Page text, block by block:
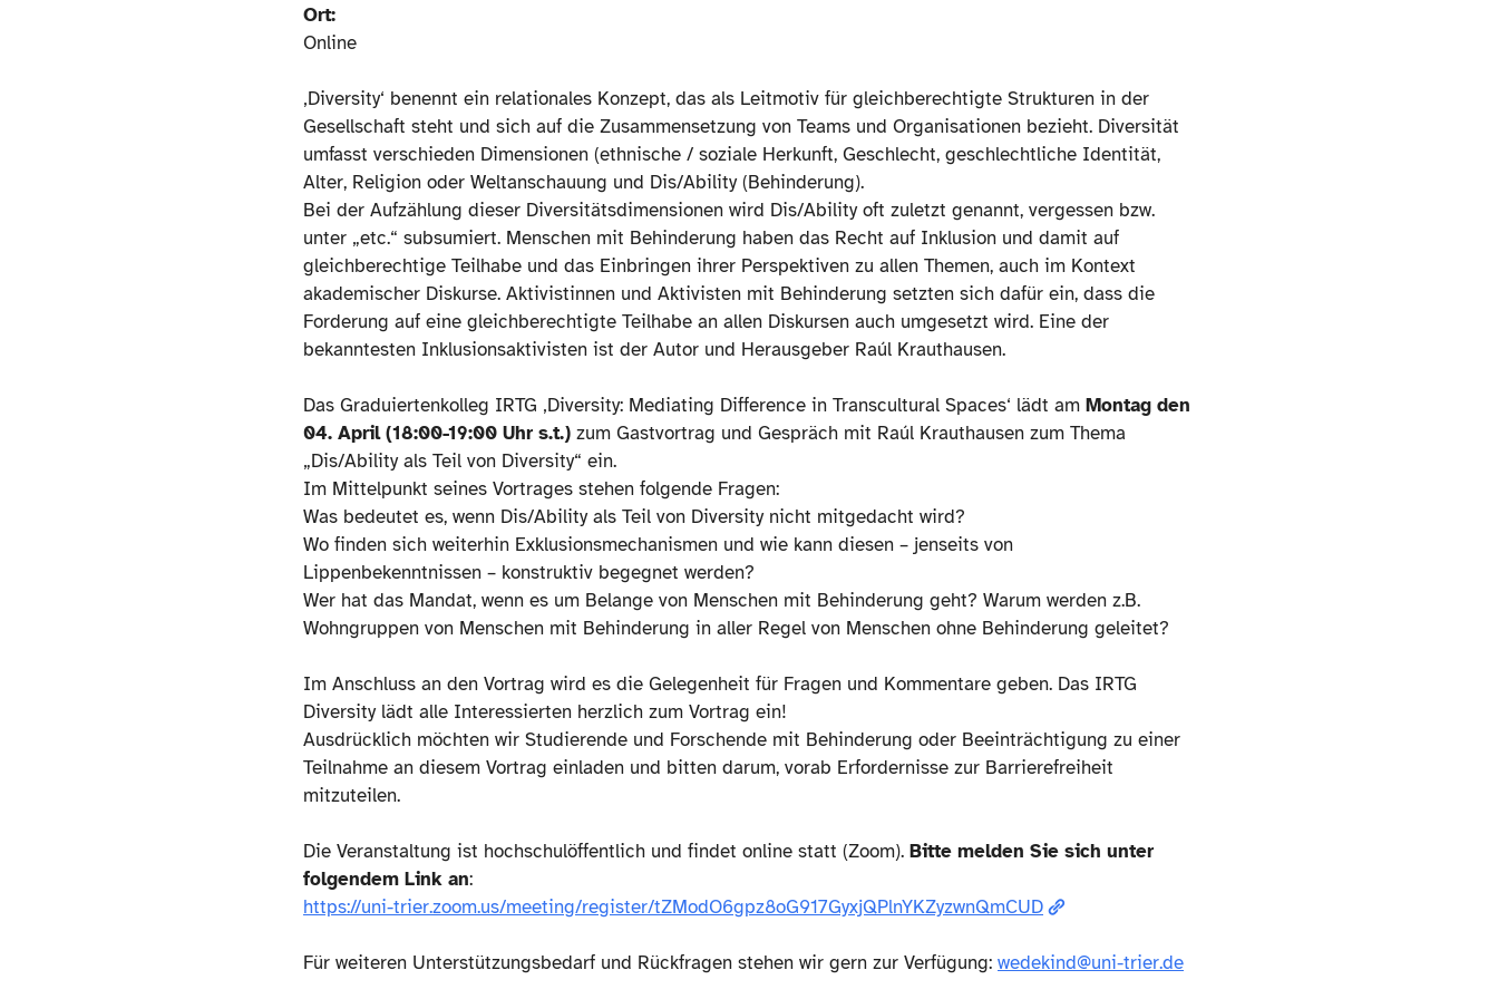
Ort:
Online
‚Diversity‘ benennt ein relationales Konzept, das als Leitmotiv für gleichberechtigte Strukturen in der
Gesellschaft steht und sich auf die Zusammensetzung von Teams und Organisationen bezieht. Diversität
umfasst verschieden Dimensionen (ethnische / soziale Herkunft, Geschlecht, geschlechtliche Identität,
Alter, Religion oder Weltanschauung und Dis/Ability (Behinderung).
Bei der Aufzählung dieser Diversitätsdimensionen wird Dis/Ability oft zuletzt genannt, vergessen bzw.
unter „etc.“ subsumiert. Menschen mit Behinderung haben das Recht auf Inklusion und damit auf
gleichberechtige Teilhabe und das Einbringen ihrer Perspektiven zu allen Themen, auch im Kontext
akademischer Diskurse. Aktivistinnen und Aktivisten mit Behinderung setzten sich dafür ein, dass die
Forderung auf eine gleichberechtigte Teilhabe an allen Diskursen auch umgesetzt wird. Eine der
bekanntesten Inklusionsaktivisten ist der Autor und Herausgeber Raúl Krauthausen.
Das Graduiertenkolleg IRTG ‚Diversity: Mediating Difference in Transcultural Spaces‘ lädt am Montag den
04. April (18:00-19:00 Uhr s.t.) zum Gastvortrag und Gespräch mit Raúl Krauthausen zum Thema
„Dis/Ability als Teil von Diversity“ ein.
Im Mittelpunkt seines Vortrages stehen folgende Fragen:
Was bedeutet es, wenn Dis/Ability als Teil von Diversity nicht mitgedacht wird?
Wo finden sich weiterhin Exklusionsmechanismen und wie kann diesen – jenseits von
Lippenbekenntnissen – konstruktiv begegnet werden?
Wer hat das Mandat, wenn es um Belange von Menschen mit Behinderung geht? Warum werden z.B.
Wohngruppen von Menschen mit Behinderung in aller Regel von Menschen ohne Behinderung geleitet?
Im Anschluss an den Vortrag wird es die Gelegenheit für Fragen und Kommentare geben. Das IRTG
Diversity lädt alle Interessierten herzlich zum Vortrag ein!
Ausdrücklich möchten wir Studierende und Forschende mit Behinderung oder Beeinträchtigung zu einer
Teilnahme an diesem Vortrag einladen und bitten darum, vorab Erfordernisse zur Barrierefreiheit
mitzuteilen.
Die Veranstaltung ist hochschulöffentlich und findet online statt (Zoom). Bitte melden Sie sich unter
folgendem Link an:
https://uni-trier.zoom.us/meeting/register/tZModO6gpz8oG917GyxjQPlnYKZyzwnQmCUD
Für weiteren Unterstützungsbedarf und Rückfragen stehen wir gern zur Verfügung: wedekind@uni-trier.de